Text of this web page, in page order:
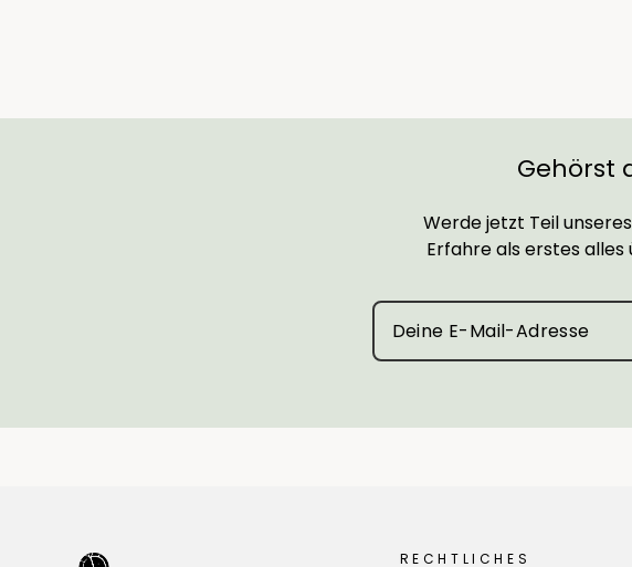
Gehörst
Werde jetzt Teil
Erfahre als erstes alles
RECHTLICHES